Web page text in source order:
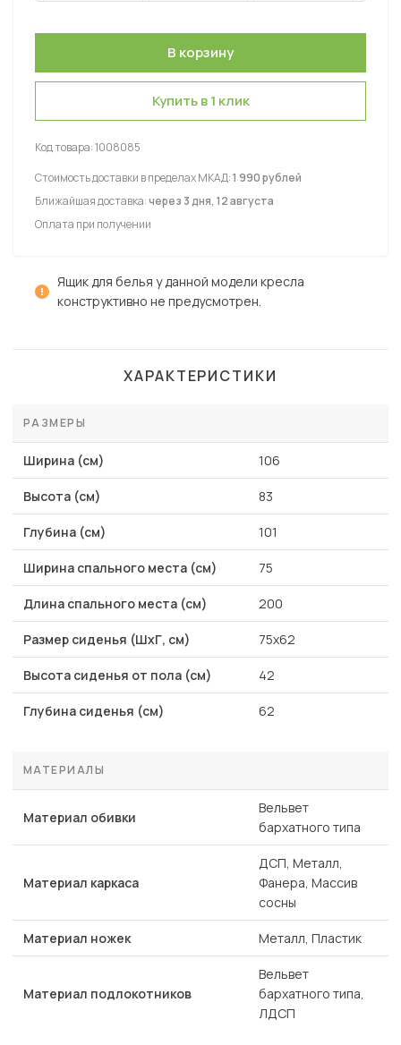
Купить в 1 клик
Код товара:1008085
Стоимость доставки в пределах МКАД:1 990 рублей
Ближайшая доставка:через 3 дня, 12 августа
Оплата при получении
Ящик для белья у данной модели кресла
конструктивно не предусмотрен.
ХАРАКТЕРИСТИКИ
РАЗМЕРЫ
Ширина (см) 106
Высота (см) 83
Глубина (см) 101
Ширина спального места (см) 75
Длина спального места (см) 200
Размер сиденья (ШхГ, см) 75x62
Высота сиденья от пола (см) 42
Глубина сиденья (см) 62
МАТЕРИАЛЫ
Материал обивки
Вельвет
бархатного типа
Материал каркаса
ДСП, Металл,
Фанера, Массив
сосны
Материал ножек Металл, Пластик
Материал подлокотников
Вельвет
бархатного типа,
ЛДСП